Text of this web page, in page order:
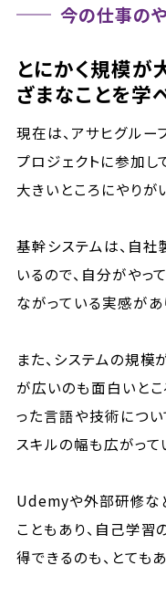
今の仕事の
とにかく規模が
ざまなことを学
現在は、アサヒグル
プロジェクトに参加し
大きいところにやりが
基幹システムは、自
いるので、自分がや
ながっている実感があ
また、システムの規模
が広いのも面白いと
った言語や技術につい
スキルの幅も広がって
Udemyや外部研修な
こともあり、自己学
得できるのも、とても